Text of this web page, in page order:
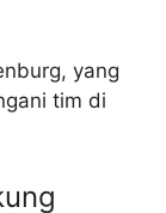
yang
tim di